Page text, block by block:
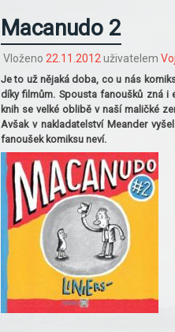
Macanudo 2
Vloženo 22.11.2012 uživatelem
Je to už nějaká doba, co u nás
díky filmům. Spousta fanoušků zná i
knih se velké oblibě v naší maličké
Avšak v nakladatelství Meander
fanoušek komiksu neví.